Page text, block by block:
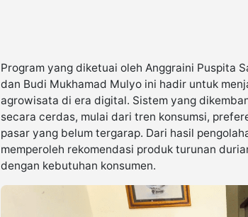
Program yang diketuai oleh Anggraini Puspita
dan Budi Mukhamad Mulyo ini hadir untuk
agrowisata di era digital. Sistem yang
secara cerdas, mulai dari tren konsumsi,
pasar yang belum tergarap. Dari hasil
memperoleh rekomendasi produk turunan
dengan kebutuhan konsumen.